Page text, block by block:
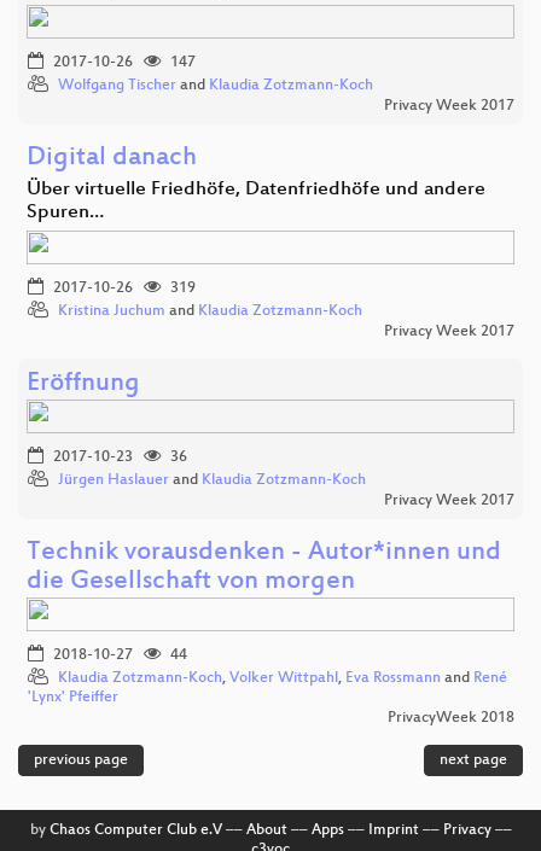
2017-10-26
147
Wolfgang Tischer and Klaudia Zotzmann-Koch
Privacy Week 2017
Digital danach
Über virtuelle Friedhöfe, Datenfriedhöfe und andere
Spuren…
2017-10-26
319
Kristina Juchum and Klaudia Zotzmann-Koch
Privacy Week 2017
Eröffnung
2017-10-23
36
Jürgen Haslauer and Klaudia Zotzmann-Koch
Privacy Week 2017
Technik vorausdenken - Autor*innen und
die Gesellschaft von morgen
2018-10-27
44
Klaudia Zotzmann-Koch, Volker Wittpahl , Eva Rossmann and René
'Lynx' Pfeiffer
PrivacyWeek 2018
previous page next page
by Chaos Computer Club e.V–– About–– Apps–– Imprint–– Privacy––